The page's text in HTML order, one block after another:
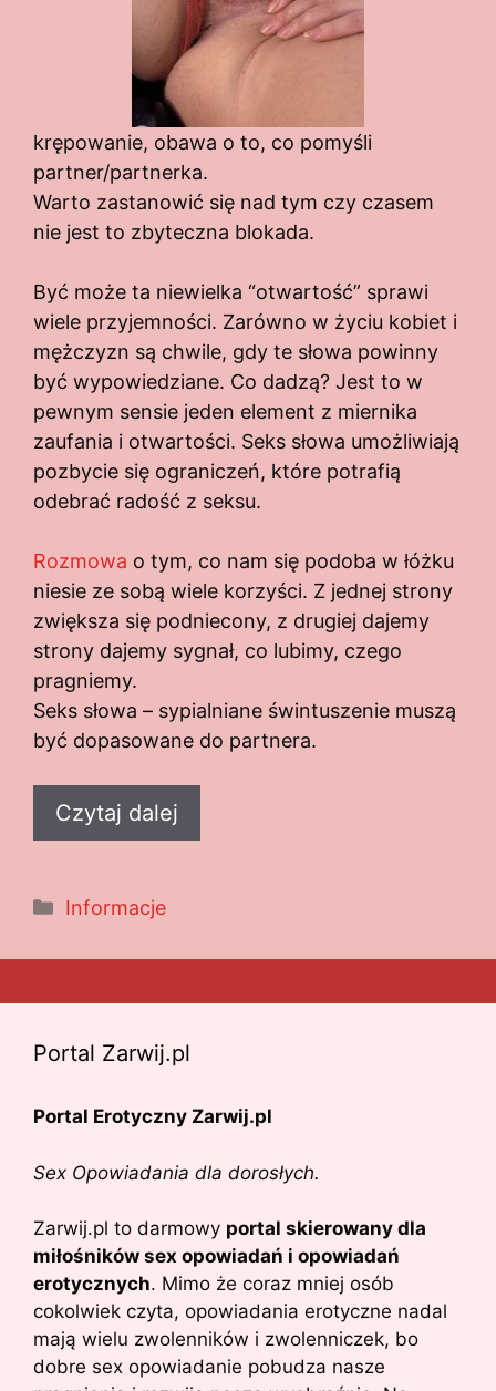
krępowanie, obawa o to, co pomyśli
partner/partnerka.
Warto zastanowić się nad tym czy czasem
nie jest to zbyteczna blokada.
Być może ta niewielka “otwartość” sprawi
wiele przyjemności. Zarówno w życiu kobiet i
mężczyzn są chwile, gdy te słowa powinny
być wypowiedziane. Co dadzą? Jest to w
pewnym sensie jeden element z miernika
zaufania i otwartości. Seks słowa umożliwiają
pozbycie się ograniczeń, które potrafią
odebrać radość z seksu.
Rozmowa o tym, co nam się podoba w łóżku
niesie ze sobą wiele korzyści. Z jednej strony
zwiększa się podniecony, z drugiej dajemy
strony dajemy sygnał, co lubimy, czego
pragniemy.
Seks słowa – sypialniane świntuszenie muszą
być dopasowane do partnera.
Czytaj dalej
Kategorie
Informacje
Portal Zarwij.pl
Portal Erotyczny Zarwij.pl
Sex Opowiadania dla dorosłych.
Zarwij.pl to darmowy portal skierowany dla
miłośników sex opowiadań i opowiadań
erotycznych. Mimo że coraz mniej osób
cokolwiek czyta, opowiadania erotyczne nadal
mają wielu zwolenników i zwolenniczek, bo
dobre sex opowiadanie pobudza nasze